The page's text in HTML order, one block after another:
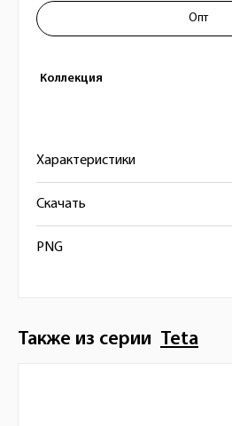
Коллекция
Опт
Характеристики
Скачать
PNG
Также из серии Teta